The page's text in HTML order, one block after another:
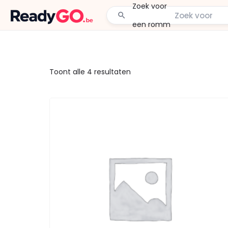
Zoek
voor e
Toont alle 4 resultaten